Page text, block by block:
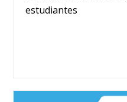
estudiantes